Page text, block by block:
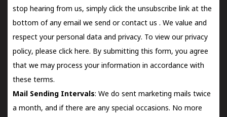
stop hearing from us, simply click the unsubscribe link at the
bottom of any email we send orcontact us . We value and
respect your personal data and privacy. To view our privacy
policy, please click here. By submitting this form, you agree
that we may process your information in accordance with
these terms.
Mail Sending Intervals: We do sent marketing mails twice
a month, and if there are any special occasions. No more